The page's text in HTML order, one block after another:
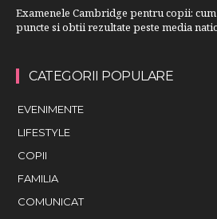
Examenele Cambridge pentru copii:
puncte si obtii rezultate peste media
CATEGORII POPULARE
EVENIMENTE
LIFESTYLE
COPII
FAMILIA
COMUNICAT